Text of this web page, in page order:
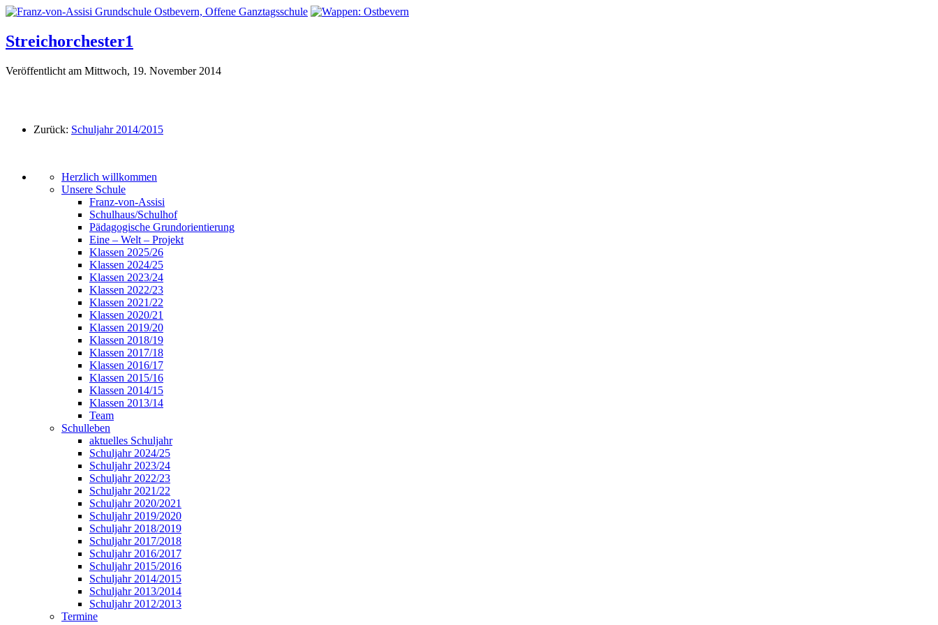
Streichorchester1
Veröffentlicht am Mittwoch, 19. November 2014
Zurück: Schuljahr 2014/2015
Herzlich willkommen
Unsere Schule
Franz-von-Assisi
Schulhaus/Schulhof
Pädagogische Grundorientierung
Eine – Welt – Projekt
Klassen 2025/26
Klassen 2024/25
Klassen 2023/24
Klassen 2022/23
Klassen 2021/22
Klassen 2020/21
Klassen 2019/20
Klassen 2018/19
Klassen 2017/18
Klassen 2016/17
Klassen 2015/16
Klassen 2014/15
Klassen 2013/14
Team
Schulleben
aktuelles Schuljahr
Schuljahr 2024/25
Schuljahr 2023/24
Schuljahr 2022/23
Schuljahr 2021/22
Schuljahr 2020/2021
Schuljahr 2019/2020
Schuljahr 2018/2019
Schuljahr 2017/2018
Schuljahr 2016/2017
Schuljahr 2015/2016
Schuljahr 2014/2015
Schuljahr 2013/2014
Schuljahr 2012/2013
Termine